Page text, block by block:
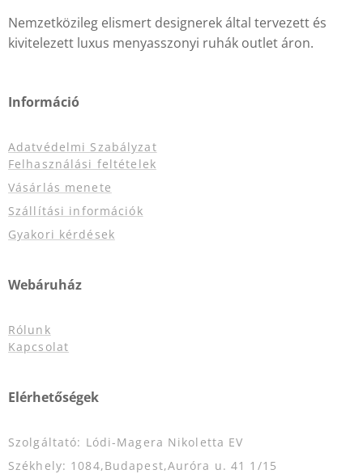
Nemzetközileg elismert designerek által tervezett és
kivitelezett luxus menyasszonyi ruhák outlet áron.
Információ
Adatvédelmi Szabályzat
Felhasználási feltételek
Vásárlás menete
Szállítási információk
Gyakori kérdések
Webáruház
Rólunk
Kapcsolat
Elérhetőségek
Szolgáltató: Lódi-Magera Nikoletta EV
Székhely: 1084,Budapest,Auróra u. 41 1/15